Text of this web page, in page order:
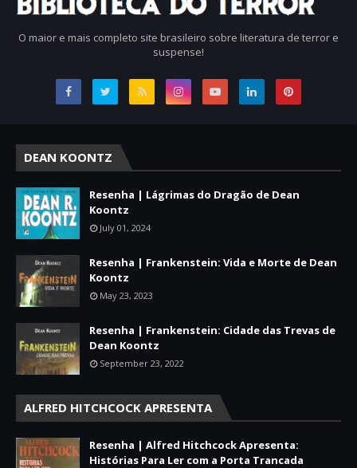
O maior e mais completo site brasileiro sobre literatura de terror e
suspense!
DEAN KOONTZ
Resenha | Lágrimas do Dragão de Dean
Koontz
July 01, 2024
Resenha | Frankenstein: Vida e Morte de Dean
Koontz
May 23, 2023
Resenha | Frankenstein: Cidade das Trevas de
Dean Koontz
September 23, 2022
ALFRED HITCHCOCK APRESENTA
Resenha | Alfred Hitchcock Apresenta:
Histórias Para Ler com a Porta Trancada